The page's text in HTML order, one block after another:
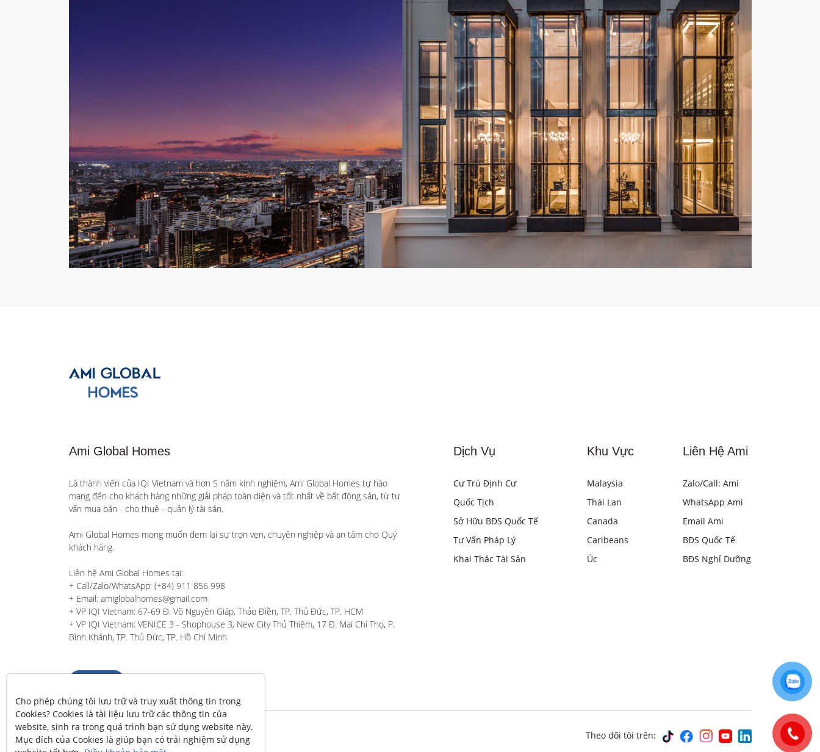
Ami Global Homes
Là thành viên của IQI Vietnam và hơn 5 năm kinh nghiệm, Ami Global Homes tự hào
mang đến cho khách hàng những giải pháp toàn diện và tốt nhất về bất động sản, từ tư
vấn mua bán - cho thuê - quản lý tài sản.
Ami Global Homes mong muốn đem lại sự trọn vẹn, chuyên nghiệp và an tâm cho Quý
khách hàng.
Liên hệ Ami Global Homes tại:
+ Call/Zalo/WhatsApp: (+84) 911 856 998
+ Email: amiglobalhomes@gmail.com
+ VP IQI Vietnam: 67-69 Đ. Võ Nguyên Giáp, Thảo Điền, TP. Thủ Đức, TP. HCM
+ VP IQI Vietnam: VENICE 3 - Shophouse 3, New City Thủ Thiêm, 17 Đ. Mai Chí Thọ, P.
Bình Khánh, TP. Thủ Đức, TP. Hồ Chí Minh
Dịch Vụ
Cư Trú Định Cư
Quốc Tịch
Sở Hữu BĐS Quốc Tế
Tư Vấn Pháp Lý
Khai Thác Tài Sản
Khu Vực
Malaysia
Thái Lan
Canada
Caribeans
Úc
Liên Hệ Ami
Zalo/Call: Ami
WhatsApp Ami
Email Ami
BĐS Quốc Tế
BĐS Nghỉ Dưỡng
Theo dõi tôi trên:
Cho phép chúng tôi lưu trữ và truy xuất thông tin trong
Cookies? Cookies là tài liệu lưu trữ các thông tin của
website, sinh ra trong quá trình bạn sử dụng website này.
Mục đích của Cookies là giúp bạn có trải nghiệm sử dụng